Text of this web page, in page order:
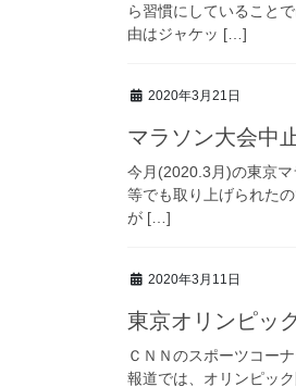
ら習慣にしていること
由はジャケッ […]
2020年3月21日
マラソン大会中
今月(2020.3月)の東京
等でも取り上げられた
が […]
2020年3月11日
東京オリンピッ
ＣＮＮのスポーツコー
報道では、オリンピッ